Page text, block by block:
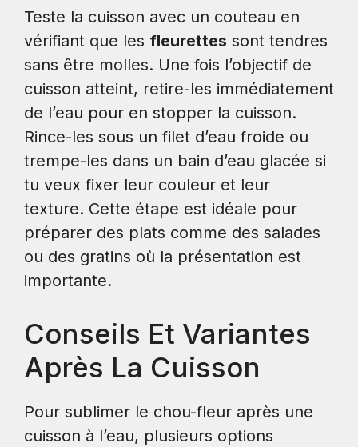
Teste la cuisson avec un couteau en
vérifiant que les fleurettes sont tendres
sans être molles. Une fois l’objectif de
cuisson atteint, retire-les immédiatement
de l’eau pour en stopper la cuisson.
Rince-les sous un filet d’eau froide ou
trempe-les dans un bain d’eau glacée si
tu veux fixer leur couleur et leur
texture. Cette étape est idéale pour
préparer des plats comme des salades
ou des gratins où la présentation est
importante.
Conseils Et Variantes
Après La Cuisson
Pour sublimer le chou-fleur après une
cuisson à l’eau, plusieurs options